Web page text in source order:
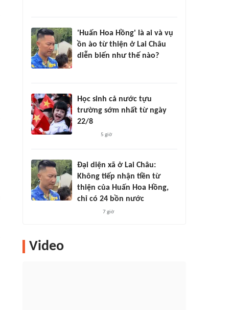
'Huấn Hoa Hồng' là ai và vụ
ồn ào từ thiện ở Lai Châu
diễn biến như thế nào?
Học sinh cả nước tựu
trường sớm nhất từ ngày
22/8
5 giờ
Đại diện xã ở Lai Châu:
Không tiếp nhận tiền từ
thiện của Huấn Hoa Hồng,
chỉ có 24 bồn nước
7 giờ
Video